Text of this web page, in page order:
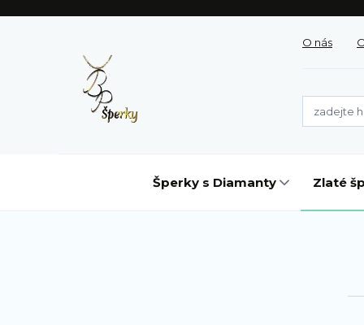
O nás
Šperky s Diamanty Zlaté